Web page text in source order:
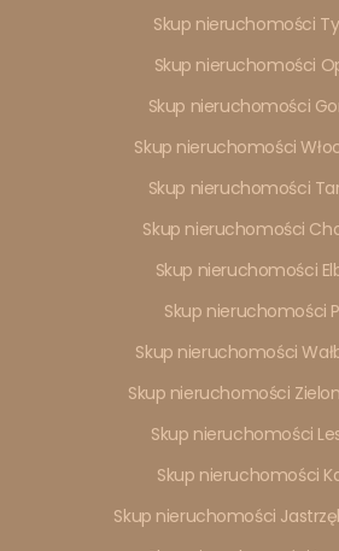
Skup nieruchomości
Skup nieruchomości
Skup nieruchomości
Skup nieruchomości
Skup nieruchomości
Skup nieruchomości
Skup nieruchomości
Skup nieruchomości
Skup nieruchomości
Skup nieruchomości
Skup nieruchomości
Skup nieruchomości
Skup nieruchomości